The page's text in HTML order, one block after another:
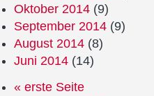
Oktober 2014 (9)
September 2014 (9)
August 2014 (8)
Juni 2014 (14)
« erste Seite